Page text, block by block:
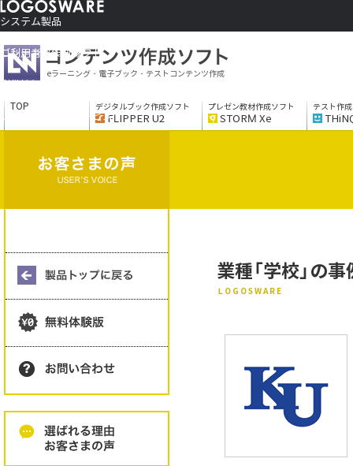
システム製品
コンテンツ作成ソフト
ソリューションサービス
ご利用者さま向け
eラーニング・電子ブック・テストコンテンツ作成
TOP デジタルブック作成ソフト
FLIPPER U2
プレゼン教材作成ソフト
STORM Xe
テスト作
業種「学校」の
LOGOSWARE